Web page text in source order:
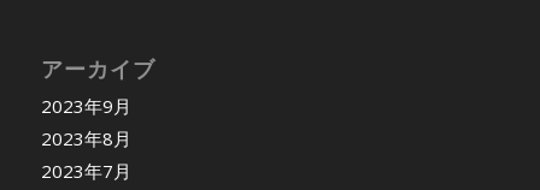
アーカイブ
2023年9月
2023年8月
2023年7月